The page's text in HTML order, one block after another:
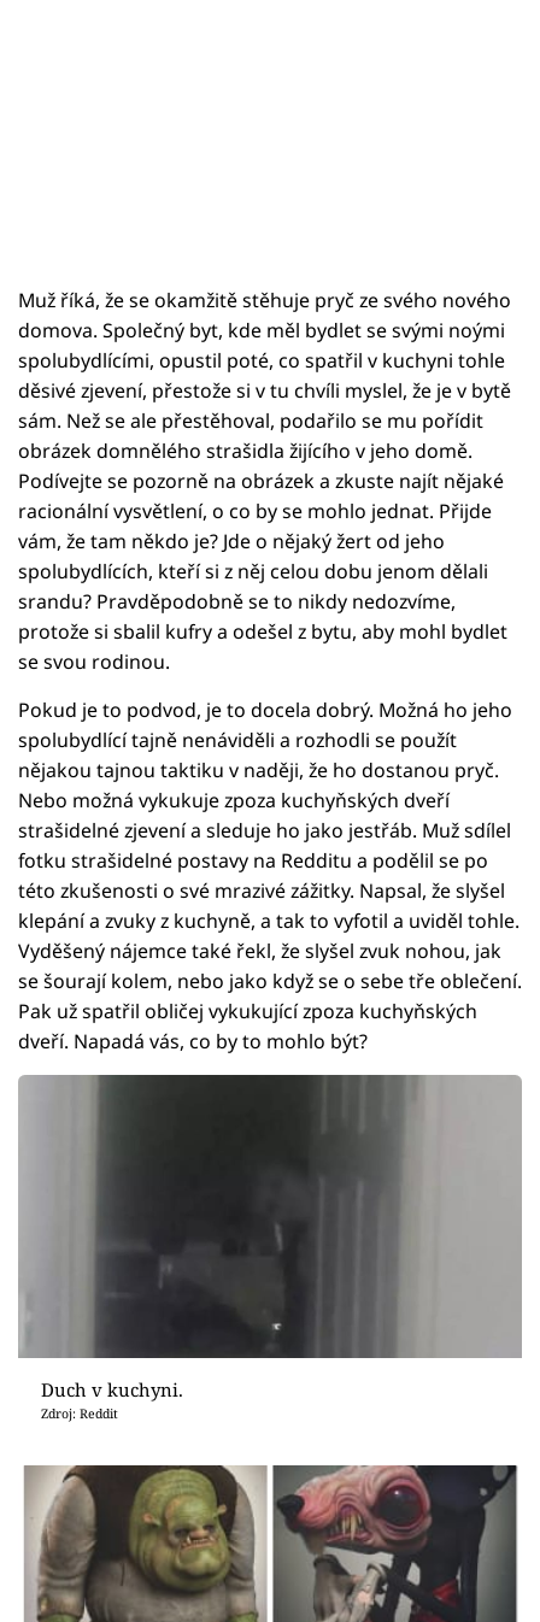
Muž říká, že se okamžitě stěhuje pryč ze svého nového
domova. Společný byt, kde měl bydlet se svými noými
spolubydlícími, opustil poté, co spatřil v kuchyni tohle
děsivé zjevení, přestože si v tu chvíli myslel, že je v bytě
sám. Než se ale přestěhoval, podařilo se mu pořídit
obrázek domnělého strašidla žijícího v jeho domě.
Podívejte se pozorně na obrázek a zkuste najít nějaké
racionální vysvětlení, o co by se mohlo jednat. Přijde
vám, že tam někdo je? Jde o nějaký žert od jeho
spolubydlících, kteří si z něj celou dobu jenom dělali
srandu? Pravděpodobně se to nikdy nedozvíme,
protože si sbalil kufry a odešel z bytu, aby mohl bydlet
se svou rodinou.
Pokud je to podvod, je to docela dobrý. Možná ho jeho
spolubydlící tajně nenáviděli a rozhodli se použít
nějakou tajnou taktiku v naději, že ho dostanou pryč.
Nebo možná vykukuje zpoza kuchyňských dveří
strašidelné zjevení a sleduje ho jako jestřáb. Muž sdílel
fotku strašidelné postavy na Redditu a podělil se po
této zkušenosti o své mrazivé zážitky. Napsal, že slyšel
klepání a zvuky z kuchyně, a tak to vyfotil a uviděl tohle.
Vyděšený nájemce také řekl, že slyšel zvuk nohou, jak
se šourají kolem, nebo jako když se o sebe tře oblečení.
Pak už spatřil obličej vykukující zpoza kuchyňských
dveří. Napadá vás, co by to mohlo být?
Duch v kuchyni.
Zdroj: Reddit